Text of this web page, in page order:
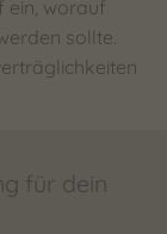
ein, worauf
sollte.
für dein